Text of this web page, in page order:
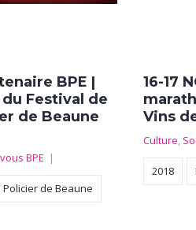
BPE |
Festival de
de Beaune
BPE |
Policier de Beaune
16-17
Vins
Culture,
2018